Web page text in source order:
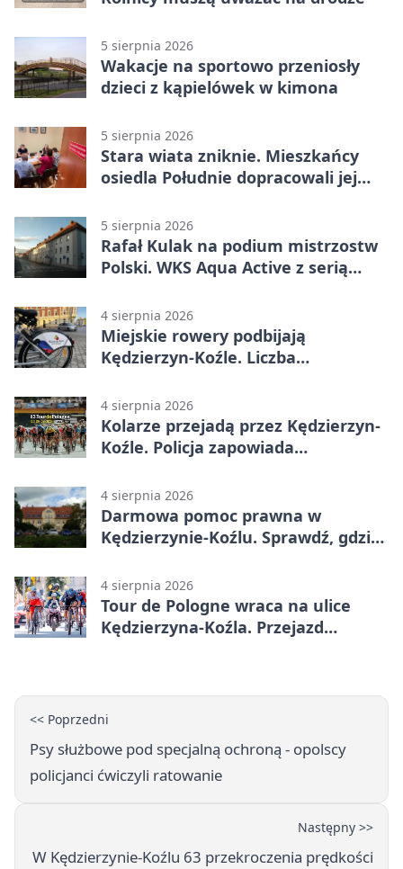
5 sierpnia 2026
Wakacje na sportowo przeniosły
dzieci z kąpielówek w kimona
5 sierpnia 2026
Stara wiata zniknie. Mieszkańcy
osiedla Południe dopracowali jej
5 sierpnia 2026
Rafał Kulak na podium mistrzostw
Polski. WKS Aqua Active z serią
4 sierpnia 2026
Miejskie rowery podbijają
Kędzierzyn-Koźle. Liczba
4 sierpnia 2026
Kolarze przejadą przez Kędzierzyn-
Koźle. Policja zapowiada
4 sierpnia 2026
Darmowa pomoc prawna w
Kędzierzynie-Koźlu. Sprawdź, gdzie
4 sierpnia 2026
Tour de Pologne wraca na ulice
Kędzierzyna-Koźla. Przejazd
<< Poprzedni
Psy służbowe pod specjalną ochroną - opolscy
policjanci ćwiczyli ratowanie
Następny >>
W Kędzierzynie-Koźlu 63 przekroczenia prędkości